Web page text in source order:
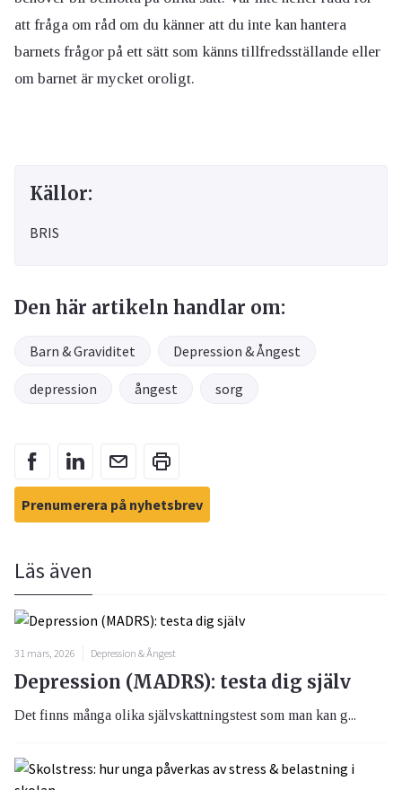
att fråga om råd om du känner att du inte kan hantera
barnets frågor på ett sätt som känns tillfredsställande eller
om barnet är mycket oroligt.
Källor:
BRIS
Den här artikeln handlar om:
Barn & Graviditet Depression & Ångest
depression ångest sorg
Prenumerera på nyhetsbrev
Läs även
31 mars, 2026 Depression & Ångest
Depression (MADRS): testa dig själv
Det finns många olika självskattningstest som man kan g...